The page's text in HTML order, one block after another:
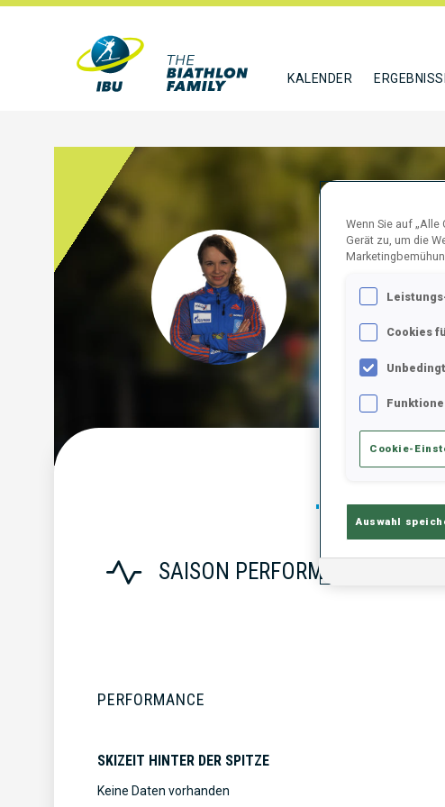
KALENDER
FOLGEN
SAISON PERFORMANCE
PERFORMANCE
SKIZEIT HINTER DER SPITZE
Keine Daten vorhanden
Wenn Sie auf
Gerät zu, um die
Cookies
Cookie-
Auswahl